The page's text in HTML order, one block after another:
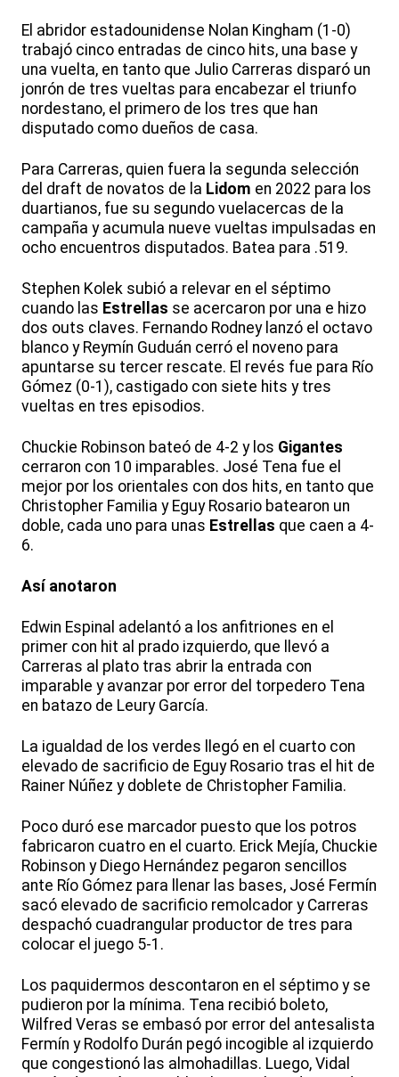
El abridor estadounidense Nolan Kingham (1-0)
trabajó cinco entradas de cinco hits, una base y
una vuelta, en tanto que Julio Carreras disparó un
jonrón de tres vueltas para encabezar el triunfo
nordestano, el primero de los tres que han
disputado como dueños de casa.
Para Carreras, quien fuera la segunda selección
del draft de novatos de la Lidom en 2022 para los
duartianos, fue su segundo vuelacercas de la
campaña y acumula nueve vueltas impulsadas en
ocho encuentros disputados. Batea para .519.
Stephen Kolek subió a relevar en el séptimo
cuando las Estrellas se acercaron por una e hizo
dos outs claves. Fernando Rodney lanzó el octavo
blanco y Reymín Guduán cerró el noveno para
apuntarse su tercer rescate. El revés fue para Río
Gómez (0-1), castigado con siete hits y tres
vueltas en tres episodios.
Chuckie Robinson bateó de 4-2 y los Gigantes
cerraron con 10 imparables. José Tena fue el
mejor por los orientales con dos hits, en tanto que
Christopher Familia y Eguy Rosario batearon un
doble, cada uno para unas Estrellas que caen a 4-
6.
Así anotaron
Edwin Espinal adelantó a los anfitriones en el
primer con hit al prado izquierdo, que llevó a
Carreras al plato tras abrir la entrada con
imparable y avanzar por error del torpedero Tena
en batazo de Leury García.
La igualdad de los verdes llegó en el cuarto con
elevado de sacrificio de Eguy Rosario tras el hit de
Rainer Núñez y doblete de Christopher Familia.
Poco duró ese marcador puesto que los potros
fabricaron cuatro en el cuarto. Erick Mejía, Chuckie
Robinson y Diego Hernández pegaron sencillos
ante Río Gómez para llenar las bases, José Fermín
sacó elevado de sacrificio remolcador y Carreras
despachó cuadrangular productor de tres para
colocar el juego 5-1.
Los paquidermos descontaron en el séptimo y se
pudieron por la mínima. Tena recibió boleto,
Wilfred Veras se embasó por error del antesalista
Fermín y Rodolfo Durán pegó incogible al izquierdo
que congestionó las almohadillas. Luego, Vidal